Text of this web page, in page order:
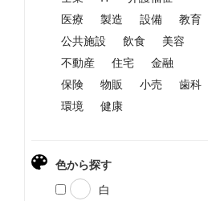
医療
製造 設備
教育
公共施設
飲食
美容
不動産
住宅
金融
保険
物販 小売
歯科
環境
健康
色から探す
白